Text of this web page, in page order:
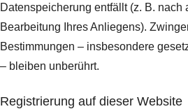
Datenspeicherung entfällt (z. B. nach
Bearbeitung Ihres Anliegens).
Bestimmungen – insbesondere
– bleiben unberührt.
Registrierung auf dieser Website